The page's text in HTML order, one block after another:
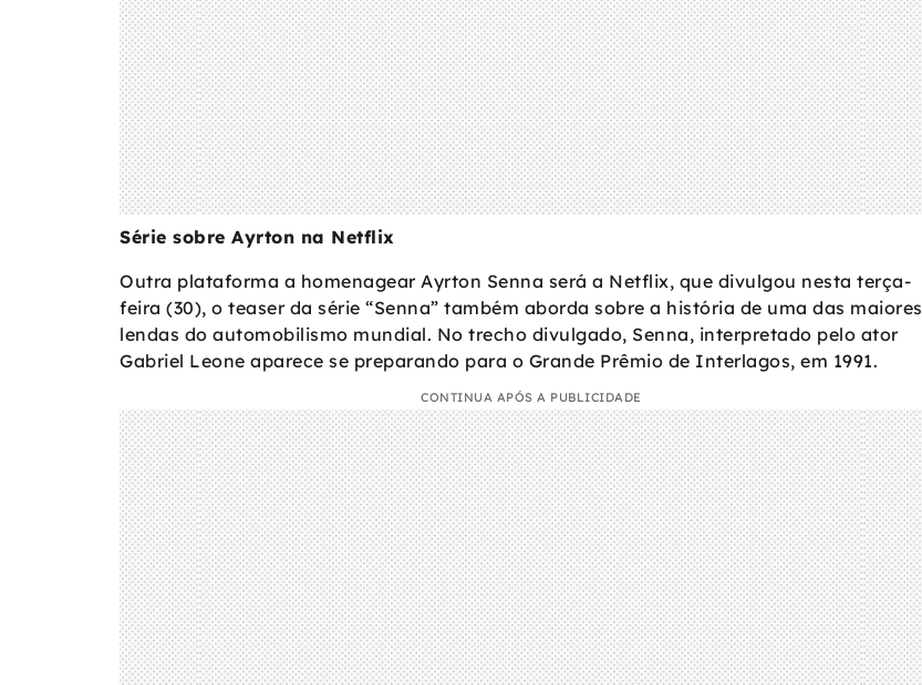
Série sobre Ayrton na Netflix
Outra plataforma a homenagear Ayrton Senna será a Netflix, que divulgou nesta terça-
feira (30), o teaser da série “Senna” também aborda sobre a história de uma das maiores
lendas do automobilismo mundial. No trecho divulgado, Senna, interpretado pelo ator
Gabriel Leone aparece se preparando para o Grande Prêmio de Interlagos, em 1991.
CONTINUA APÓS A PUBLICIDADE